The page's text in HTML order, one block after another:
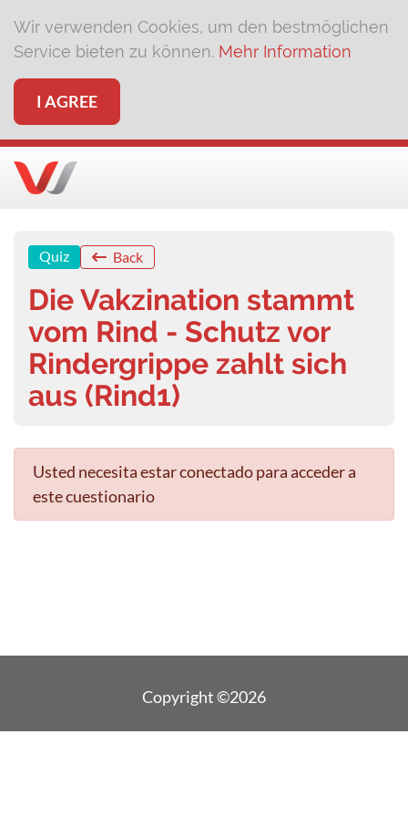
Wir verwenden Cookies, um den bestmöglichen
Service bieten zu können. Mehr Information
I AGREE
Quiz Back
Die Vakzination stammt
vom Rind - Schutz vor
Rindergrippe zahlt sich
aus (Rind1)
Usted necesita estar conectado para acceder a
este cuestionario
Copyright ©2026